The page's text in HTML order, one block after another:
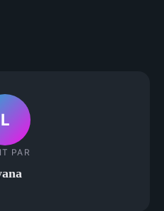
L
PAR